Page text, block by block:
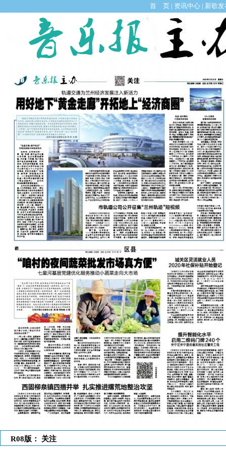
首 页 | 资讯中心 | 新歌发
R08版： 关注